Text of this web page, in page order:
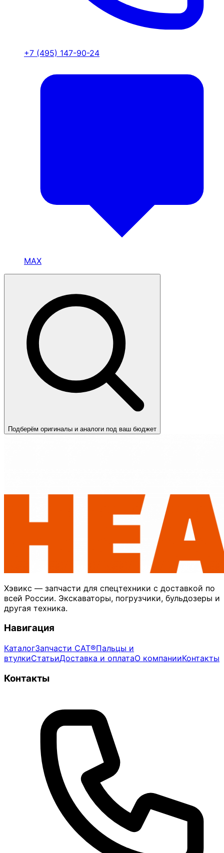
+7 (495) 147-90-24
MAX
Подберём оригиналы и аналоги под ваш бюджет
Хэвикс — запчасти для спецтехники с доставкой по
всей России. Экскаваторы, погрузчики, бульдозеры и
другая техника.
Навигация
КаталогЗапчасти CAT®Пальцы и
втулкиСтатьиДоставка и оплатаО компанииКонтакты
Контакты